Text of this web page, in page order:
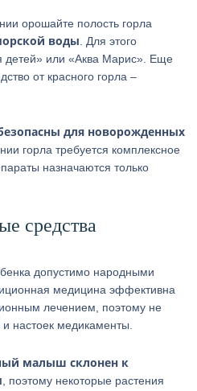
орошайте полость горла
воды . Для этого
детей» или «Аква Марис». Еще
от красного горла –
для новорожденных
горла требуется комплексное
назначаются только
средства
допустимо народными
медицина эффективна
лечением, поэтому не
настоек медикаменты.
малыш склонен к
, поэтому некоторые растения